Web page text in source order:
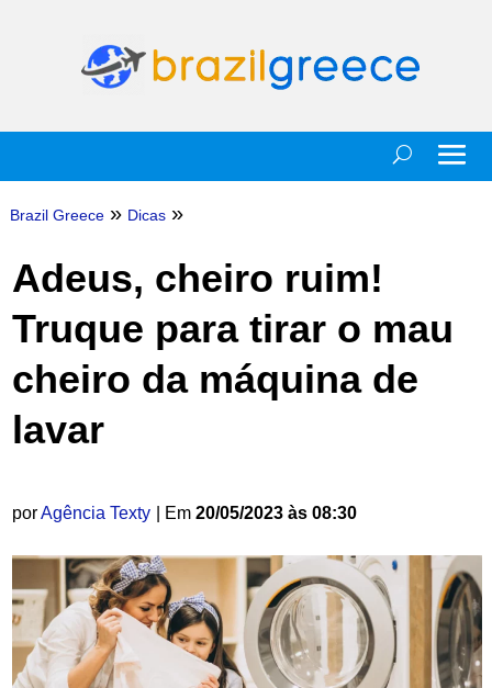
Brazil Greece » Dicas »
Adeus, cheiro ruim!
Truque para tirar o mau
cheiro da máquina de
lavar
porAgência Texty | Em 20/05/2023 às 08:30